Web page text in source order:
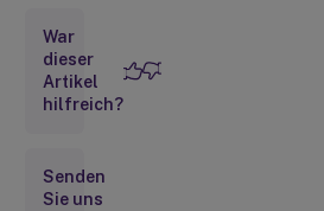
Smart
Tools
War
dieser
Artikel
hilfreich?
Senden
Sie uns